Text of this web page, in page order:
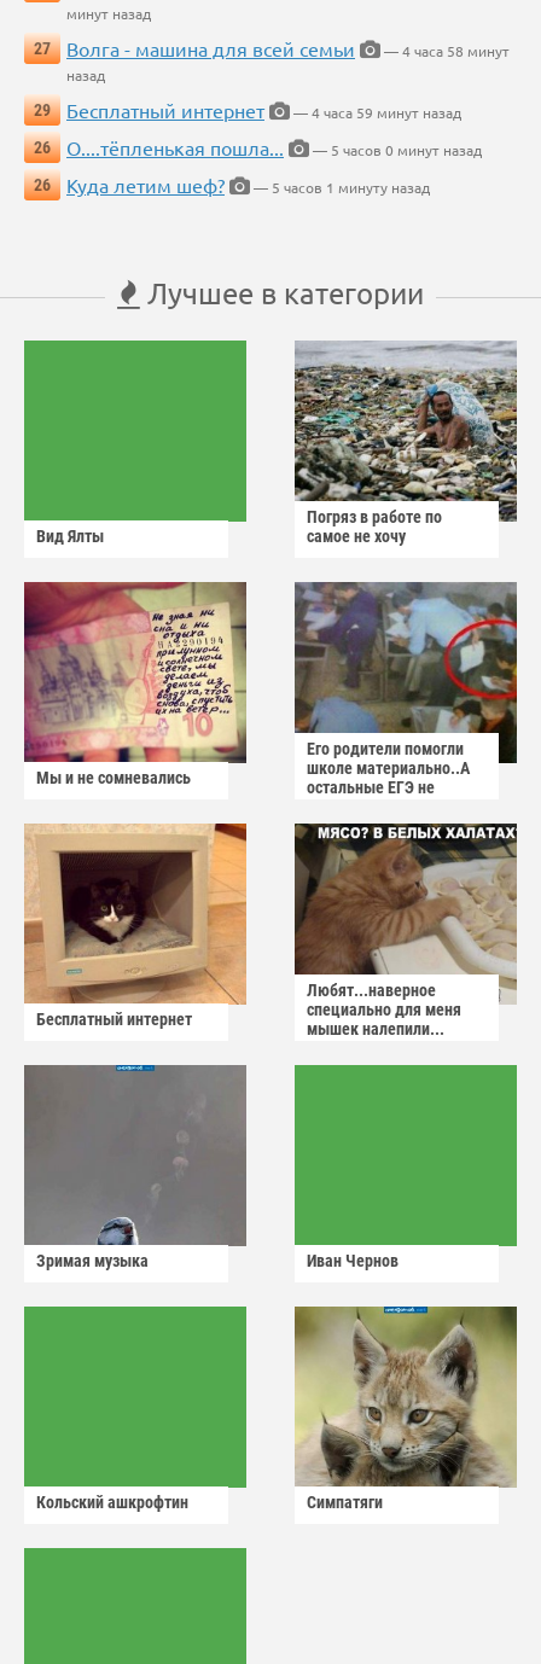
минут назад
27
Волга - машина для всей семьи
— 4 часа 58 минут
назад
29
Бесплатный интернет
— 4 часа 59 минут назад
26
О....тёпленькая пошла...
— 5 часов 0 минут назад
26
Куда летим шеф? — 5 часов 1 минуту назад
Лучшее в категории
Вид Ялты
Погряз в работе по
самое не хочу
Мы и не сомневались
Его родители помогли
школе материально..А
остальные ЕГЭ не
Бесплатный интернет
Любят...наверное
специально для меня
мышек налепили...
Зримая музыка Иван Чернов
Кольский ашкрофтин Симпатяги